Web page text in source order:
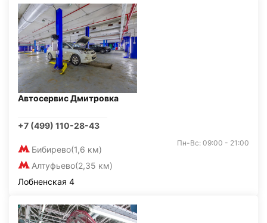
Автосервис Дмитровка
+7 (499) 110-28-43
Бибирево(1,6 км)
Алтуфьево(2,35 км)
Пн-Вс: 09:00 - 21:00
Лобненская 4